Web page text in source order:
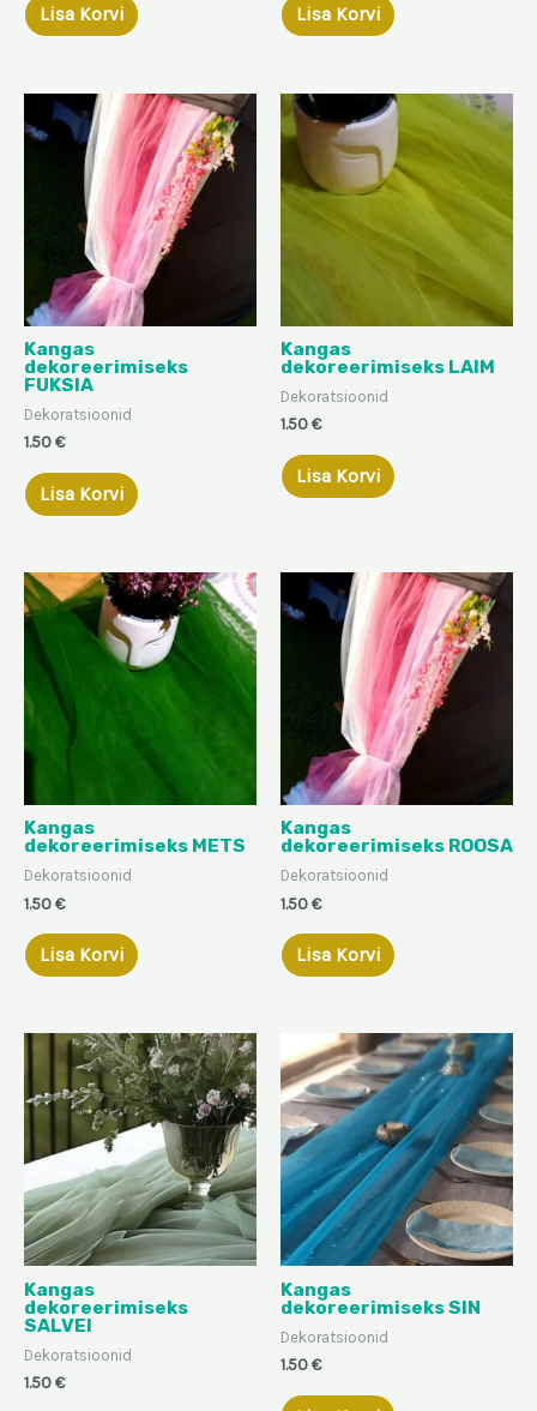
Lisa Korvi Lisa Korvi
Kangas
dekoreerimiseks
FUKSIA
Dekoratsioonid
1.50€
Lisa Korvi
Kangas
dekoreerimiseks LAIM
Dekoratsioonid
1.50€
Lisa Korvi
Kangas
dekoreerimiseks METS
Dekoratsioonid
1.50€
Lisa Korvi
Kangas
dekoreerimiseks ROOSA
Dekoratsioonid
1.50€
Lisa Korvi
Kangas
dekoreerimiseks
SALVEI
Dekoratsioonid
1.50€
Kangas
dekoreerimiseks SIN
Dekoratsioonid
1.50€